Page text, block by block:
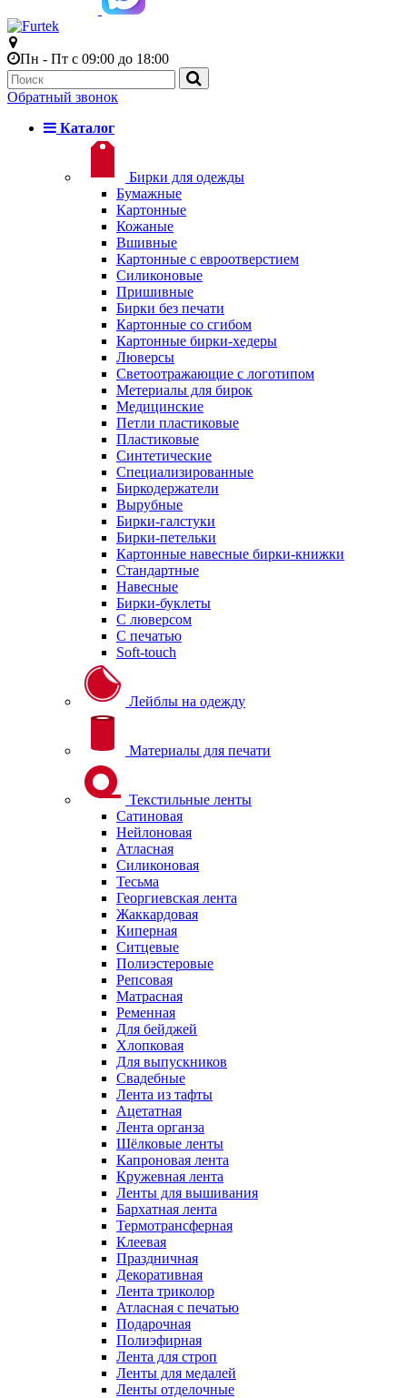
Пн - Пт с 09:00 до 18:00
Обратный звонок
Каталог
Бирки для одежды
Бумажные
Картонные
Кожаные
Вшивные
Картонные с евроотверстием
Силиконовые
Пришивные
Бирки без печати
Картонные со сгибом
Картонные бирки-хедеры
Люверсы
Светоотражающие с логотипом
Метериалы для бирок
Медицинские
Петли пластиковые
Пластиковые
Синтетические
Специализированные
Биркодержатели
Вырубные
Бирки-галстуки
Бирки-петельки
Картонные навесные бирки-книжки
Стандартные
Навесные
Бирки-буклеты
С люверсом
С печатью
Soft-touch
Лейблы на одежду
Материалы для печати
Текстильные ленты
Сатиновая
Нейлоновая
Атласная
Силиконовая
Тесьма
Георгиевская лента
Жаккардовая
Киперная
Ситцевые
Полиэстеровые
Репсовая
Матрасная
Ременная
Для бейджей
Хлопковая
Для выпускников
Свадебные
Лента из тафты
Ацетатная
Лента органза
Шёлковые ленты
Капроновая лента
Кружевная лента
Ленты для вышивания
Бархатная лента
Термотрансферная
Клеевая
Праздничная
Декоративная
Лента триколор
Атласная с печатью
Подарочная
Полиэфирная
Лента для строп
Ленты для медалей
Ленты отделочные